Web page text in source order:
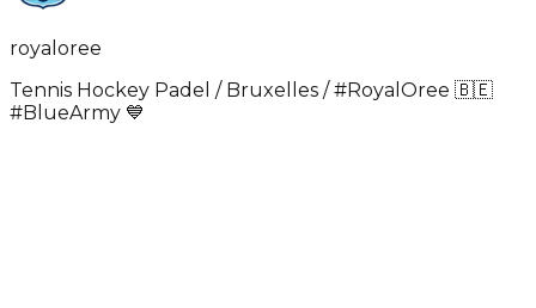
royaloree
Tennis Hockey Padel / Bruxelles / #RoyalOree 🇧🇪
#BlueArmy 💙